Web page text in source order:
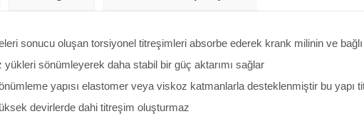
sonucu oluşan torsiyonel titreşimleri absorbe ederek krank milinin ve
sönümleyerek daha stabil bir güç aktarımı sağlar
yapısı elastomer veya viskoz katmanlarla desteklenmiştir bu yapı
devirlerde dahi titreşim oluşturmaz